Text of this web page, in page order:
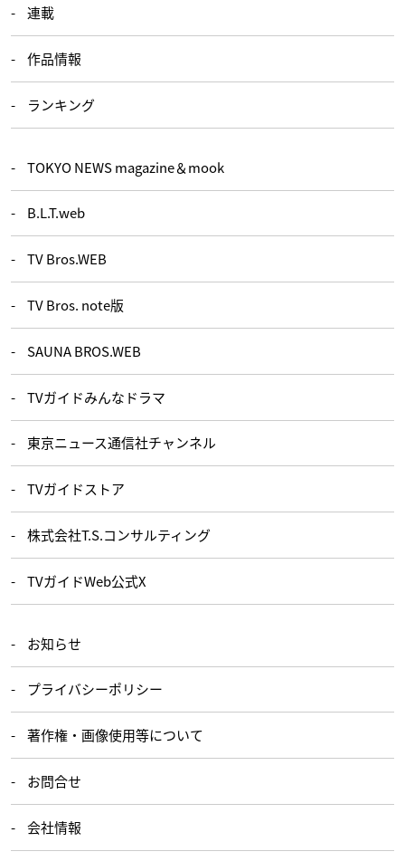
連載
作品情報
ランキング
TOKYO NEWS magazine＆mook
B.L.T.web
TV Bros.WEB
TV Bros. note版
SAUNA BROS.WEB
TVガイドみんなドラマ
東京ニュース通信社チャンネル
TVガイドストア
株式会社T.S.コンサルティング
TVガイドWeb公式X
お知らせ
プライバシーポリシー
著作権・画像使用等について
お問合せ
会社情報